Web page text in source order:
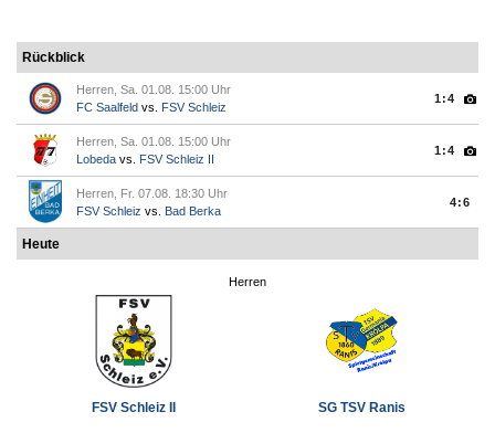
Rückblick
Herren, Sa. 01.08. 15:00 Uhr
FC Saalfeld vs. FSV Schleiz
1:4
Herren, Sa. 01.08. 15:00 Uhr
Lobeda vs. FSV Schleiz II
1:4
Herren, Fr. 07.08. 18:30 Uhr
FSV Schleiz vs. Bad Berka
4:6
Heute
Herren
FSV Schleiz II SG TSV Ranis